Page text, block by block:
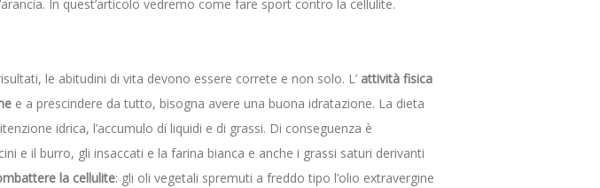
In quest’articolo vedremo come fare sport contro la cellulite.
le abitudini di vita devono essere correte e non solo. L’ attività fisica
e a prescindere da tutto, bisogna avere una buona idratazione. La dieta
idrica, l’accumulo di liquidi e di grassi. Di conseguenza è
e il burro, gli insaccati e la farina bianca e anche i grassi saturi derivanti
la cellulite: gli oli vegetali spremuti a freddo tipo l’olio extravergine